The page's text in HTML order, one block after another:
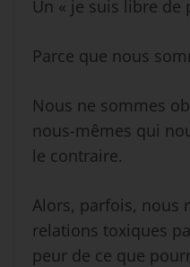
Un « je suis libre de
Parce que nous
Nous ne sommes
nous-mêmes qui
le contraire.
Alors, parfois, nous
relations toxiques
peur de ce que